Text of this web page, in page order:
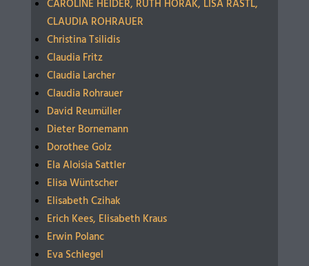
CAROLINE HEIDER, RUTH HORAK, LISA RASTL,
CLAUDIA ROHRAUER
Christina Tsilidis
Claudia Fritz
Claudia Larcher
Claudia Rohrauer
David Reumüller
Dieter Bornemann
Dorothee Golz
Ela Aloisia Sattler
Elisa Wüntscher
Elisabeth Czihak
Erich Kees, Elisabeth Kraus
Erwin Polanc
Eva Schlegel